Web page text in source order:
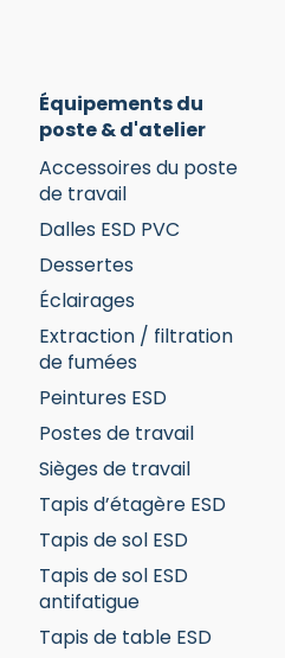
Équipements du
poste & d'atelier
Accessoires du poste
de travail
Dalles ESD PVC
Dessertes
Éclairages
Extraction / filtration
de fumées
Peintures ESD
Postes de travail
Sièges de travail
Tapis d’étagère ESD
Tapis de sol ESD
Tapis de sol ESD
antifatigue
Tapis de table ESD